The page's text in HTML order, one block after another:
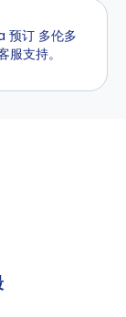
预订 多伦多
支持。